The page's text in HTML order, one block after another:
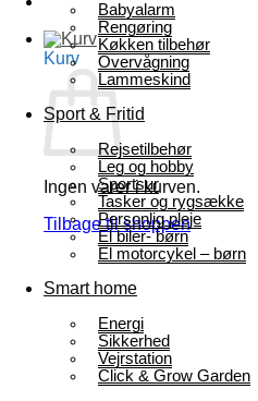
Kurv
Ingen varer i kurven.
Tilbage til shoppen
Babyalarm
Rengøring
Køkken tilbehør
Overvågning
Lammeskind
Sport & Fritid
Rejsetilbehør
Leg og hobby
Sportsur
Tasker og rygsække
Personlig pleje
El biler- børn
El motorcykel – børn
Smart home
Energi
Sikkerhed
Vejrstation
Click & Grow Garden